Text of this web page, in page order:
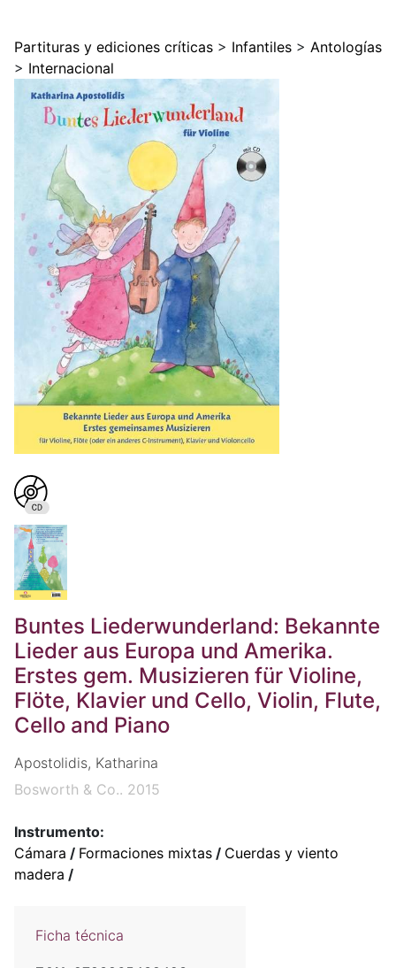
Partituras y ediciones críticas > Infantiles > Antologías
> Internacional
Buntes Liederwunderland: Bekannte
Lieder aus Europa und Amerika.
Erstes gem. Musizieren für Violine,
Flöte, Klavier und Cello, Violin, Flute,
Cello and Piano
Apostolidis, Katharina
Bosworth & Co.. 2015
Instrumento:
Cámara / Formaciones mixtas / Cuerdas y viento
madera /
Ficha técnica